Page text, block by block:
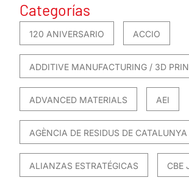
Categorías
120 ANIVERSARIO ACCIO
ADDITIVE MANUFACTURING / 3D
ADVANCED MATERIALS AEI
AGÈNCIA DE RESIDUS DE CATALUNYA
ALIANZAS ESTRATÉGICAS CBE